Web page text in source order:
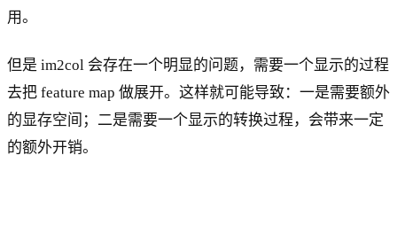
用。
但是 im2col 会存在一个明显的问题，需要一个显示的过程
去把 feature map 做展开。这样就可能导致：一是需要额外
的显存空间；二是需要一个显示的转换过程，会带来一定
的额外开销。